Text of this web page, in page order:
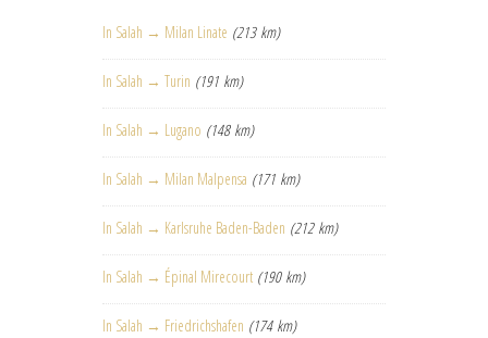
In Salah → Milan Linate (213 km)
In Salah → Turin (191 km)
In Salah → Lugano (148 km)
In Salah → Milan Malpensa (171 km)
In Salah → Karlsruhe Baden-Baden (212 km)
In Salah → Épinal Mirecourt (190 km)
In Salah → Friedrichshafen (174 km)